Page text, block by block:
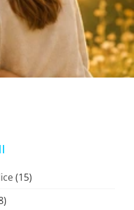
(15)